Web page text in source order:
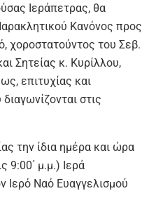
Ιεράπετρας, θα
Κανόνος προς
χοροστατούντος του Σεβ.
Σητείας κ. Κυρίλλου,
επιτυχίας και
στις
την ίδια ημέρα και ώρα
9:00΄ μ.μ.) Ιερά
Ιερό Ναό Ευαγγελισμού